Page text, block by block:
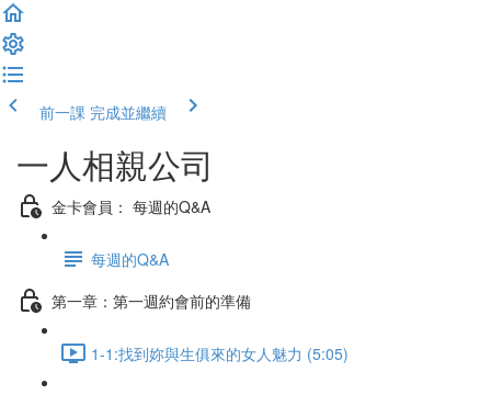
前一課 完成並繼續
一人相親公司
金卡會員： 每週的Q&A
每週的Q&A
第一章：第一週約會前的準備
1-1:找到妳與生俱來的女人魅力 (5:05)